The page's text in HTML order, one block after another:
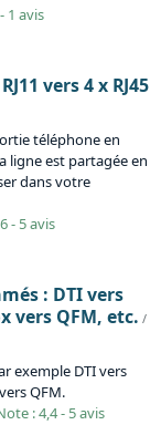
1 avis
vers 4 x RJ45
téléphone en
ligne est partagée en
dans votre
- 5 avis
: DTI vers
vers QFM, etc. /
exemple DTI vers
QFM.
: 4,4 - 5 avis